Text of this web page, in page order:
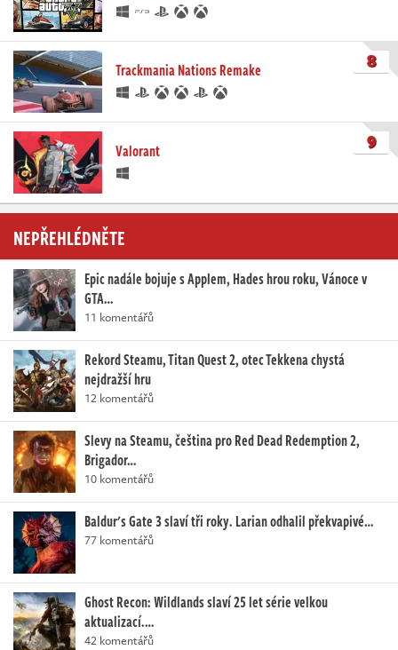
Trackmania Nations Remake 8
Valorant 9
NEPŘEHLÉDNĚTE
Epic nadále bojuje s Applem, Hades hrou roku, Vánoce v
GTA…
11 komentářů
Rekord Steamu, Titan Quest 2, otec Tekkena chystá
nejdražší hru
12 komentářů
Slevy na Steamu, čeština pro Red Dead Redemption 2,
Brigador…
10 komentářů
Baldur's Gate 3 slaví tři roky. Larian odhalil překvapivé…
77 komentářů
Ghost Recon: Wildlands slaví 25 let série velkou
aktualizací.…
42 komentářů